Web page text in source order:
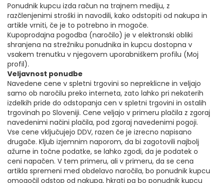
Ponudnik kupcu izda račun na trajnem mediju, z
razčlenjenimi stroški in navodili, kako odstopiti od nakupa in
artikle vrniti, če je to potrebno in mogoče.
Kupoprodajna pogodba (naročilo) je v elektronski obliki
shranjena na strežniku ponudnika in kupcu dostopna v
vsakem trenutku v njegovem uporabniškem profilu (Moj
profil).
Veljavnost ponudbe
Navedene cene v spletni trgovini so nepreklicne in veljajo
samo ob naročilu preko interneta, zato lahko pri nekaterih
izdelkih pride do odstopanja cen v spletni trgovini in ostalih
trgovinah po Sloveniji. Cene veljajo v primeru plačila z zgoraj
navedenimi načini plačila, pod zgoraj navedenimi pogoji.
Vse cene vključujejo DDV, razen če je izrecno napisano
drugače. Kljub izjemnim naporom, da bi zagotovili najbolj
ažurne in točne podatke, se lahko zgodi, da je podatek o
ceni napačen. V tem primeru, ali v primeru, da se cena
artikla spremeni med obdelavo naročila, bo ponudnik kupcu
omogočil odstop od nakupa, hkrati pa bo ponudnik kupcu